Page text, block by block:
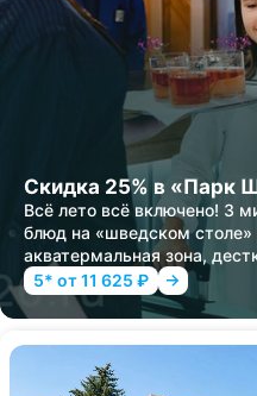
Скидка 25% в «Парк
Всё лето всё включено! 3
блюд на «шведском
акватермальная зона,
5* от 11 625 ₽